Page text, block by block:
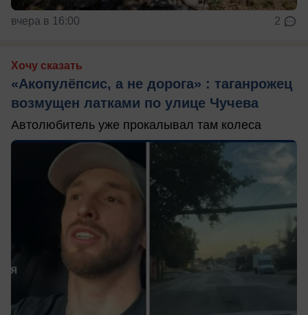
вчера в 16:00 2
Хочу сказать
«Акопулёпсис, а не дорога» : таганрожец
возмущен латками по улице Чучева
Автолюбитель уже прокалывал там колеса